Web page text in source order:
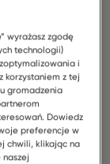
wyrażasz zgodę
technologii)
i
korzystaniem z tej
gromadzenia
Dowiedz
preferencje w
chwili, klikając na